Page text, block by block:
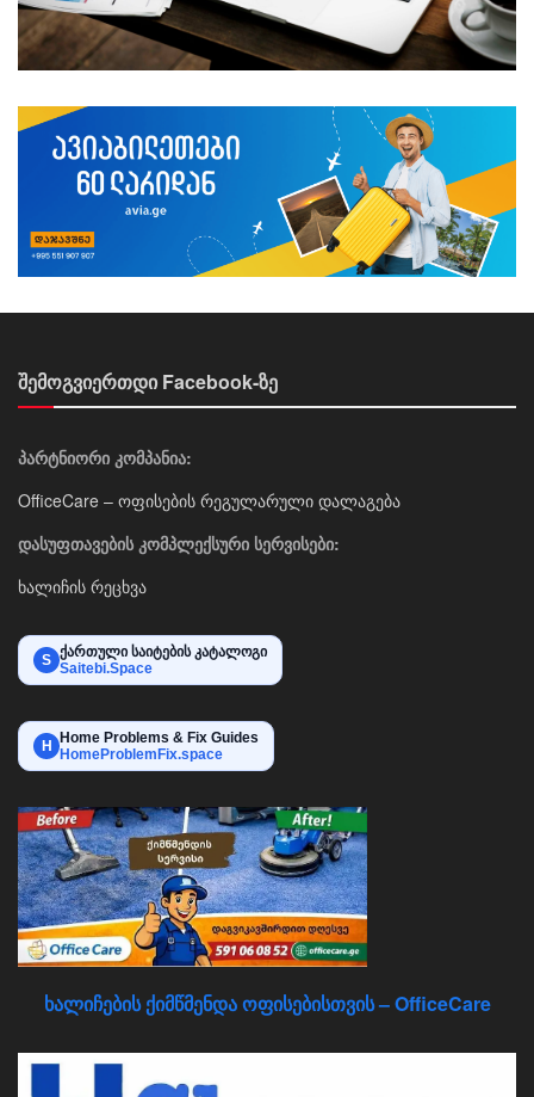
შემოგვიერთდი Facebook-ზე
პარტნიორი კომპანია:
OfficeCare – ოფისების რეგულარული დალაგება
დასუფთავების კომპლექსური სერვისები:
ხალიჩის რეცხვა
S ქართული საიტების კატალოგი
Saitebi.Space
H
Home Problems & Fix Guides
HomeProblemFix.space
ხალიჩების ქიმწმენდა ოფისებისთვის – OfficeCare